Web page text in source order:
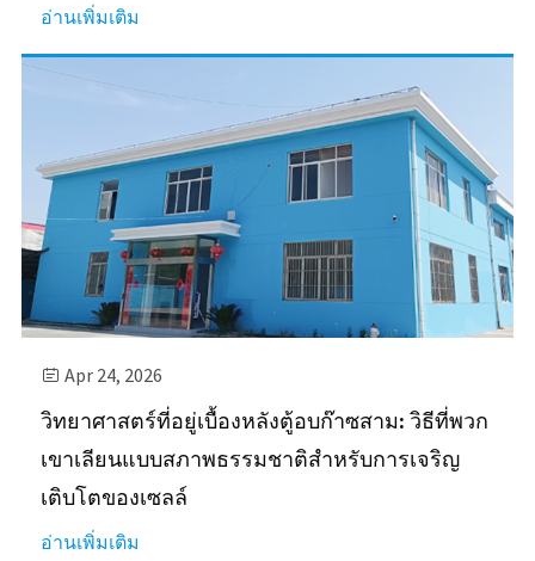
อ่านเพิ่มเติม
 Apr 24, 2026
วิทยาศาสตร์ที่อยู่เบื้องหลังตู้อบก๊าซสาม: วิธีที่พวก
เขาเลียนแบบสภาพธรรมชาติสำหรับการเจริญ
เติบโตของเซลล์
อ่านเพิ่มเติม